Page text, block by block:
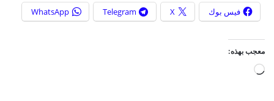
فيس بوك X
Telegram
WhatsApp
معجب بهذه: